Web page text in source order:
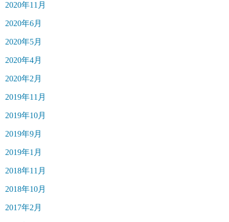
2020年11月
2020年6月
2020年5月
2020年4月
2020年2月
2019年11月
2019年10月
2019年9月
2019年1月
2018年11月
2018年10月
2017年2月